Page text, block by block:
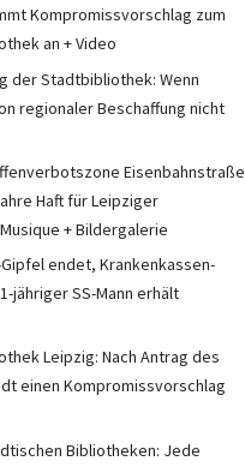
Kompromissvorschlag zum
an + Video
der Stadtbibliothek: Wenn
regionaler Beschaffung nicht
Eisenbahnstraße
Haft für Leipziger
+ Bildergalerie
endet, Krankenkassen-
jähriger SS-Mann erhält
Leipzig: Nach Antrag des
einen Kompromissvorschlag
Bibliotheken: Jede